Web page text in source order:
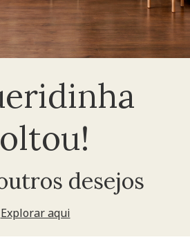
desejos
Explorar aqui